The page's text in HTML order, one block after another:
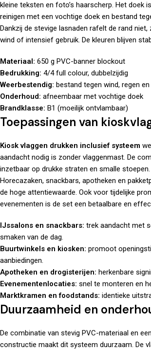
kleine teksten en foto’s haarscherp. Het doek
reinigen met een vochtige doek en bestand
Dankzij de stevige lasnaden rafelt de rand niet,
wind of intensief gebruik. De kleuren blijven
Materiaal: 650 g PVC-banner blockout
Bedrukking: 4/4 full colour, dubbelzijdig
Weerbestendig: bestand tegen wind, regen
Onderhoud: afneembaar met vochtige doek
Brandklasse: B1 (moeilijk ontvlambaar)
Toepassingen van
Kiosk vlaggen drukken inclusief systeem
aandacht nodig is zonder vlaggenmast. De
inzetbaar op drukke straten en smalle stoepen.
Horecazaken, snackbars, apotheken en
de hoge attentiewaarde. Ook voor tijdelijke
evenementen is de set een betaalbare en
IJssalons en snackbars: trek aandacht met
smaken van de dag.
Buurtwinkels en kiosken: promoot
aanbiedingen.
Apotheken en drogisterijen: herkenbare
Evenementenlocaties: snel te monteren en
Marktkramen en foodstands: identieke
Duurzaamheid en
De combinatie van stevig PVC-materiaal en
constructie maakt dit systeem duurzaam. De